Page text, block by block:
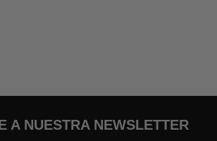
A NUESTRA NEWSLETTER